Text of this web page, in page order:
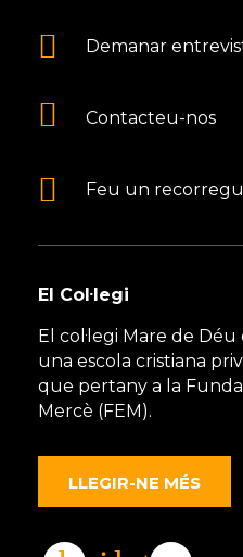
Demanar
Contacteu-nos
Feu un
El Col·legi
El col·legi Mare de
una escola cristiana
que pertany a la
Mercè (FEM).
LLEGIR-NE MÉS